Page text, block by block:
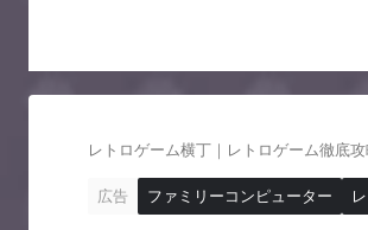
レトロゲーム横丁｜レトロゲーム徹底
広告 ファミリーコンピューター